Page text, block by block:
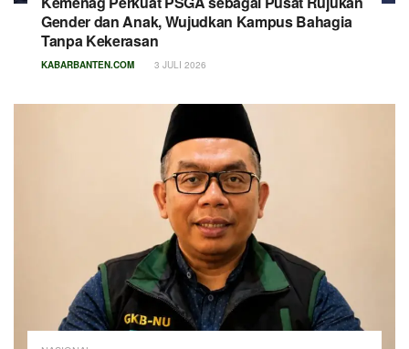
Gender dan Anak, Wujudkan Kampus Bahagia
Tanpa Kekerasan
KABARBANTEN.COM 3 JULI 2026